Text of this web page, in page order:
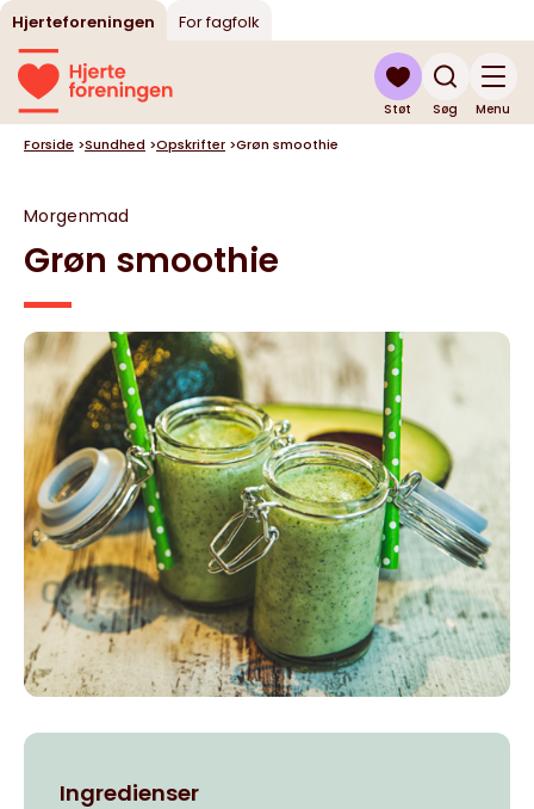
Hjerteforeningen For fagfolk
Søg
Støt Menu
Forside >Sundhed >Opskrifter >Grøn smoothie
Morgenmad
Grøn smoothie
Ingredienser